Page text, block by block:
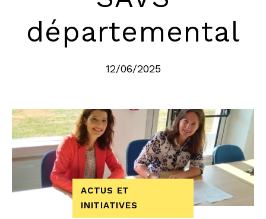
départemental
12/06/2025
ACTUS ET
INITIATIVES